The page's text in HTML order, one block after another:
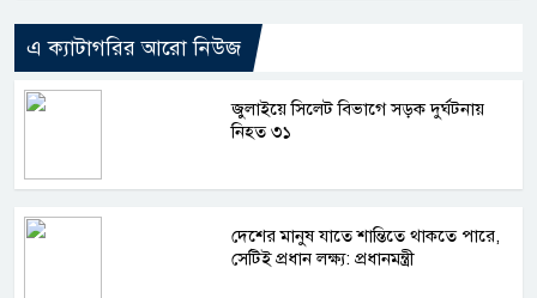
এ ক্যাটাগরির আরো নিউজ
জুলাইয়ে সিলেট বিভাগে সড়ক দুর্ঘটনায়
নিহত ৩১
দেশের মানুষ যাতে শান্তিতে থাকতে পারে,
সেটিই প্রধান লক্ষ্য: প্রধানমন্ত্রী